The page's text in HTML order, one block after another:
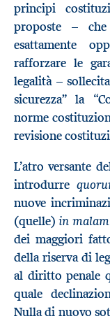
principi
proposte –
esattamente
rafforzare le
legalità –
sicurezza” la
norme
revisione
L’atro versante
introdurre
nuove
(quelle)in
dei maggiori
della riserva di
al diritto penale
quale
Nulla di nuovo